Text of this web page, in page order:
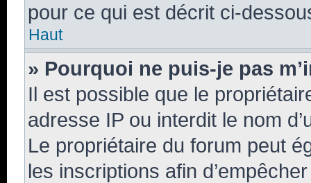
pour ce qui est décrit ci-
Haut
» Pourquoi ne puis-je pas
Il est possible que le
adresse IP ou interdit le nom
Le propriétaire du forum peut
les inscriptions afin